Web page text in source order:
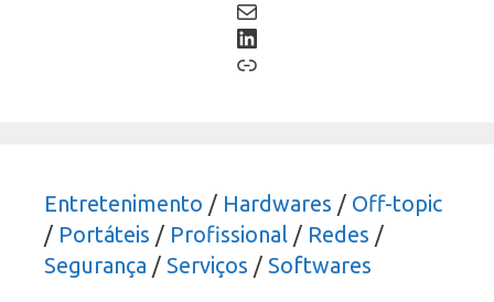
Mail
LinkedIn
Link
Entretenimento / Hardwares / Off-topic
/ Portáteis / Profissional / Redes /
Segurança / Serviços / Softwares